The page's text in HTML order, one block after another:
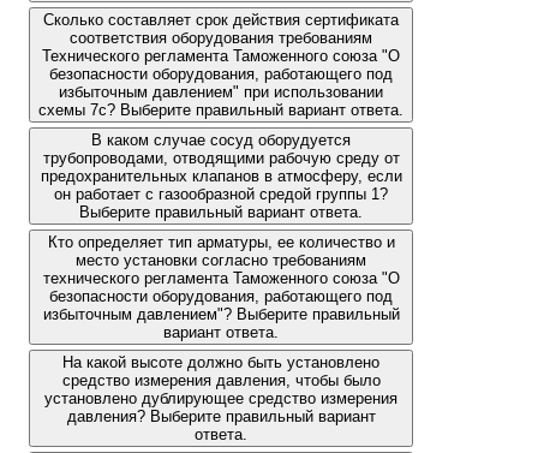
Сколько составляет срок действия сертификата
соответствия оборудования требованиям
Технического регламента Таможенного союза "О
безопасности оборудования, работающего под
избыточным давлением" при использовании
схемы 7с? Выберите правильный вариант ответа.
В каком случае сосуд оборудуется
трубопроводами, отводящими рабочую среду от
предохранительных клапанов в атмосферу, если
он работает с газообразной средой группы 1?
Выберите правильный вариант ответа.
Кто определяет тип арматуры, ее количество и
место установки согласно требованиям
технического регламента Таможенного союза "О
безопасности оборудования, работающего под
избыточным давлением"? Выберите правильный
вариант ответа.
На какой высоте должно быть установлено
средство измерения давления, чтобы было
установлено дублирующее средство измерения
давления? Выберите правильный вариант
ответа.